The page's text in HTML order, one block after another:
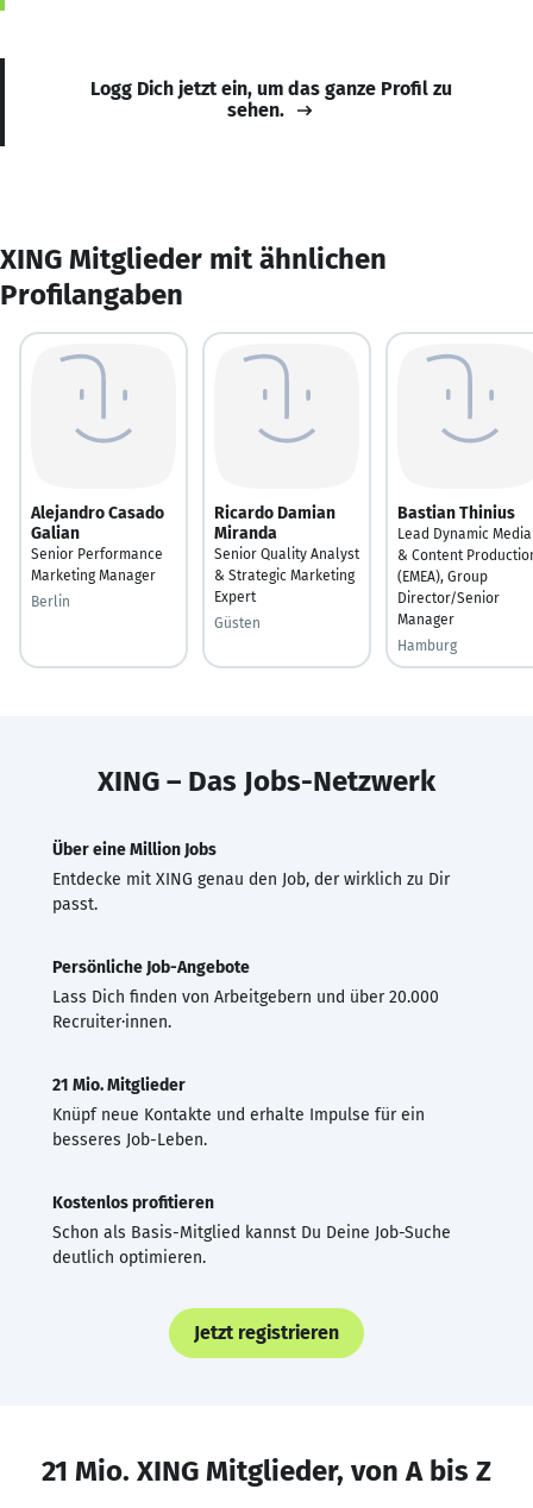
Logg Dich jetzt ein, um das ganze Profil zu
sehen.
XING Mitglieder mit ähnlichen
Profilangaben
Alejandro Casado
Galian
Senior Performance
Marketing Manager
Berlin
Ricardo Damian
Miranda
Senior Quality Analyst
& Strategic Marketing
Expert
Güsten
Bastian Thinius
Lead Dynamic Media
& Content
(EMEA), Group
Director/Senior
Manager
Hamburg
XING – Das Jobs-Netzwerk
Über eine Million Jobs
Entdecke mit XING genau den Job, der wirklich zu Dir
passt.
Persönliche Job-Angebote
Lass Dich finden von Arbeitgebern und über 20.000
Recruiter·innen.
21 Mio. Mitglieder
Knüpf neue Kontakte und erhalte Impulse für ein
besseres Job-Leben.
Kostenlos profitieren
Schon als Basis-Mitglied kannst Du Deine Job-Suche
deutlich optimieren.
Jetzt registrieren
21 Mio. XING Mitglieder, von A bis Z